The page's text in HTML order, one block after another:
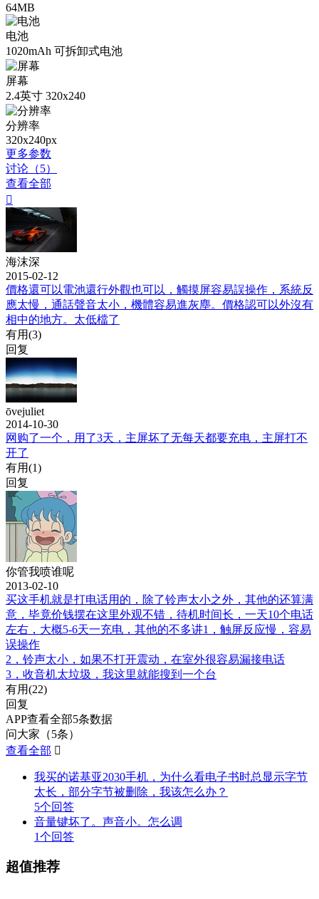
64MB
电池
1020mAh 可拆卸式电池
屏幕
2.4英寸 320x240
分辨率
320x240px
更多参数
讨论（5）
查看全部

海沫深
2015-02-12
價格還可以電池還行外觀也可以，觸摸屏容易誤操作，系統反
應太慢，通話聲音太小，機體容易進灰塵。價格認可以外沒有
相中的地方。太低檔了
有用(3)
回复
ōvejuliet
2014-10-30
网购了一个，用了3天，主屏坏了无每天都要充电，主屏打不
开了
有用(1)
回复
你管我喷谁呢
2013-02-10
买这手机就是打电话用的，除了铃声太小之外，其他的还算满
意，毕竟价钱摆在这里外观不错，待机时间长，一天10个电话
左右，大概5-6天一充电，其他的不多讲1，触屏反应慢，容易
误操作
2，铃声太小，如果不打开震动，在室外很容易漏接电话
3，收音机太垃圾，我这里就能搜到一个台
有用(22)
回复
APP查看全部5条数据
问大家（5条）
查看全部 
我买的诺基亚2030手机，为什么看电子书时总显示字节
太长，部分字节被删除，我该怎么办？
5个回答
音量键坏了。声音小。怎么调
1个回答
超值推荐